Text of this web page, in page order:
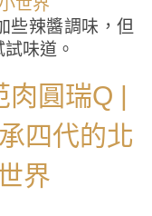
些辣醬調味，但
味道。